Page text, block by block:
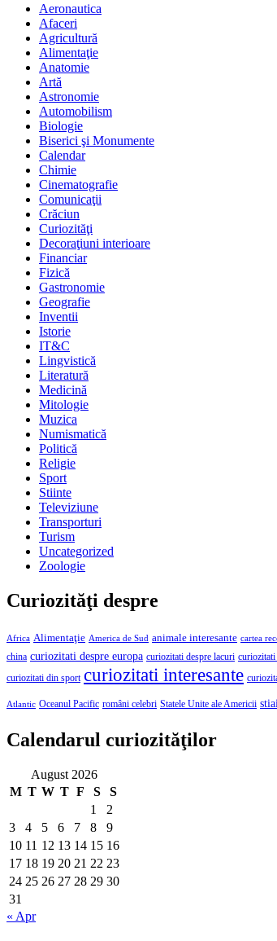
Aeronautica
Afaceri
Agricultură
Alimentaţie
Anatomie
Artă
Astronomie
Automobilism
Biologie
Biserici şi Monumente
Calendar
Chimie
Cinematografie
Comunicaţii
Crăciun
Curiozităţi
Decoraţiuni interioare
Financiar
Fizică
Gastronomie
Geografie
Inventii
Istorie
IT&C
Lingvistică
Literatură
Medicină
Mitologie
Muzica
Numismatică
Politică
Religie
Sport
Stiinte
Televiziune
Transporturi
Turism
Uncategorized
Zoologie
Curiozităţi despre
Africa Alimentaţie America de Sud animale interesante cartea
china curiozitati despre europa curiozitati despre lacuri curiozitati
curiozitati din sport curiozitati interesante
Atlantic Oceanul Pacific români celebri Statele Unite ale Americii
Calendarul curiozităţilor
August 2026
M T W T F S
S
1
2
3
4 5 6 7 8
9
10 11 12 13 14 15 16
17 18 19 20 21 22 23
24 25 26 27 28 29 30
31
« Apr